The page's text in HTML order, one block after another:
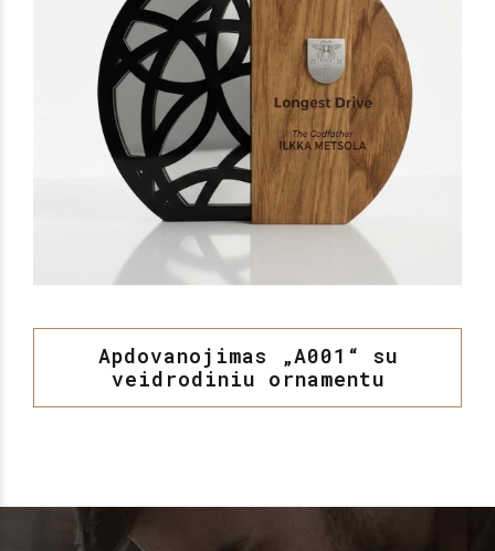
Apdovanojimas „A001“ su
veidrodiniu ornamentu